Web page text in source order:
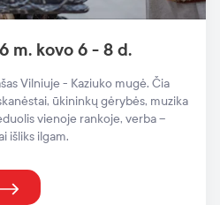
m. kovo 6 - 8 d.
Vilniuje - Kaziuko mugė. Čia
ūkininkų gėrybės, muzika
vienoje rankoje, verba –
išliks ilgam.